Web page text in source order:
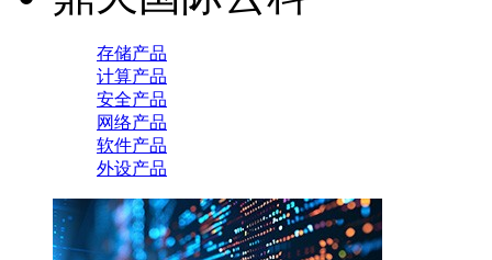
存储产品
计算产品
安全产品
网络产品
软件产品
外设产品